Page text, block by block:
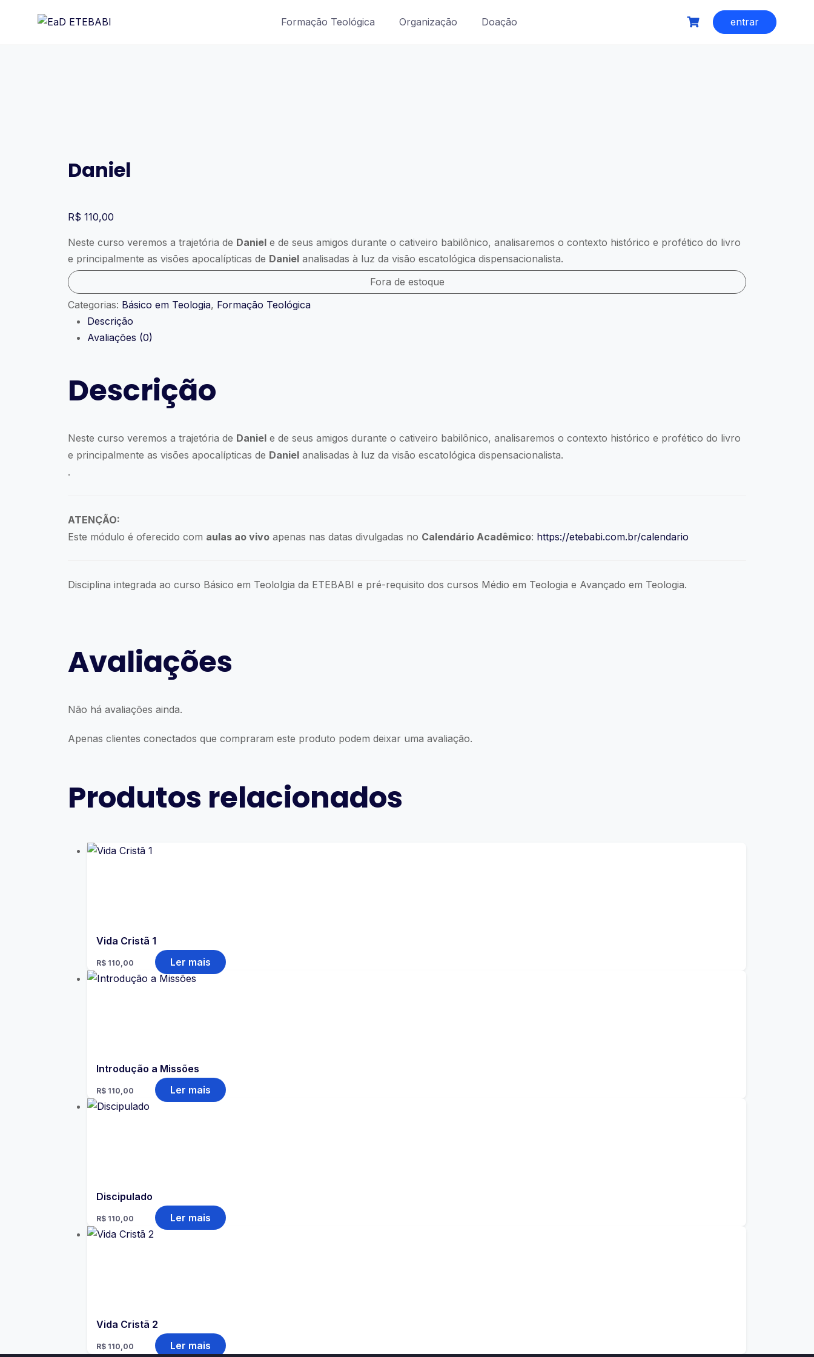
Formação Teológica Organização Doação entrar
Daniel
R$ 110,00
Neste curso veremos a trajetória de Daniel e de seus amigos durante o cativeiro babilônico, analisaremos o contexto histórico e profético do livro
e principalmente as visões apocalípticas de Daniel analisadas à luz da visão escatológica dispensacionalista.
Fora de estoque
Categorias: Básico em Teologia, Formação Teológica
Descrição
Avaliações (0)
Descrição
Neste curso veremos a trajetória de Daniel e de seus amigos durante o cativeiro babilônico, analisaremos o contexto histórico e profético do livro
e principalmente as visões apocalípticas de Daniel analisadas à luz da visão escatológica dispensacionalista.
.
ATENÇÃO:
Este módulo é oferecido com aulas ao vivo apenas nas datas divulgadas no Calendário Acadêmico: https://etebabi.com.br/calendario
Disciplina integrada ao curso Básico em Teololgia da ETEBABI e pré-requisito dos cursos Médio em Teologia e Avançado em Teologia.
Avaliações
Não há avaliações ainda.
Apenas clientes conectados que compraram este produto podem deixar uma avaliação.
Produtos relacionados
Vida Cristã 1
R$ 110,00 Ler mais
Introdução a Missões
R$ 110,00 Ler mais
Discipulado
R$ 110,00 Ler mais
Vida Cristã 2
R$ 110,00 Ler mais